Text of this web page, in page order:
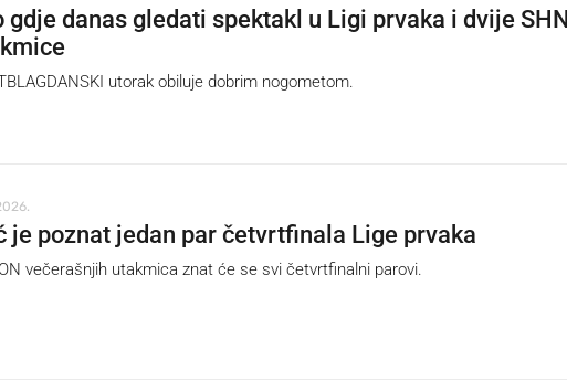
gdje danas gledati spektakl u Ligi prvaka i dvije
utorak obiluje dobrim nogometom.
je poznat jedan par četvrtfinala Lige prvaka
večerašnjih utakmica znat će se svi četvrtfinalni parovi.